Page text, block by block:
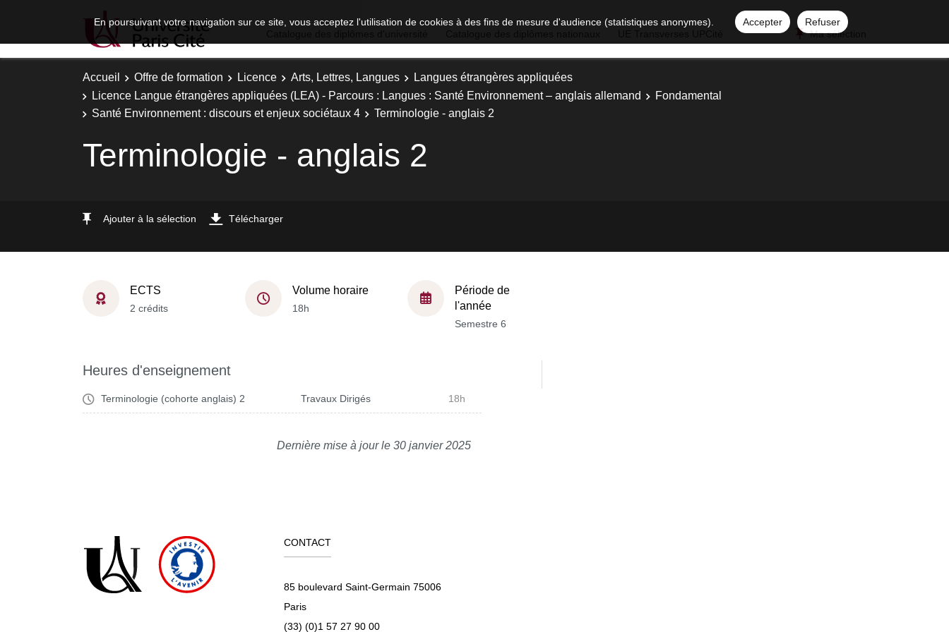
En poursuivant votre navigation sur ce site, vous acceptez l'utilisation de cookies à des fins de mesure d'audience (statistiques anonymes). Accepter
Refuser
Ma sélection
Accueil Offre de formation Licence Arts, Lettres, Langues
Langues étrangères appliquées
Licence Langue étrangères appliquées (LEA) - Parcours : Langues : Santé Environnement – anglais allemand
Fondamental
Santé Environnement : discours et enjeux sociétaux 4
Terminologie - anglais 2
Terminologie - anglais 2
Ajouter à la sélection Télécharger
ECTS
2 crédits
Volume horaire
18h
Période de
l'année
Semestre 6
Heures d'enseignement
Terminologie (cohorte anglais) 2 Travaux Dirigés 18h
Dernière mise à jour le 30 janvier 2025
CONTACT
85 boulevard Saint-Germain 75006
Paris
(33) (0)1 57 27 90 00